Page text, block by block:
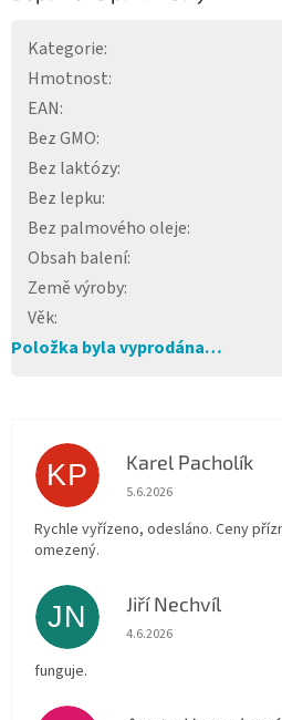
Kategorie:
Hmotnost:
EAN:
Bez GMO:
Bez laktózy:
Bez lepku:
Bez palmového oleje:
Obsah balení:
Země výroby:
Věk:
Položka byla vyprodána…
KP Karel Pacholík
Hodnocení obchodu je
5.6.2026
Rychle vyřízeno, odesláno. Ceny
omezený.
JN Jiří Nechvíl
Hodnocení obchodu je
4.6.2026
funguje.